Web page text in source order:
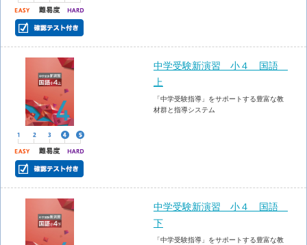
中学受験新演習 小４ 国語
上
「中学受験指導」をサポートする豊富な教
材群と指導システム
中学受験新演習 小４ 国語
下
「中学受験指導」をサポートする豊富な教